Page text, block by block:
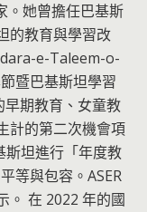
。她曾擔任巴基斯
的教育與學習改
e-Taleem-o-
暨巴基斯坦學習
早期教育、女童教
計的第二次機會項
斯坦進行「年度教
等與包容。ASER
。 在 2022 年的國